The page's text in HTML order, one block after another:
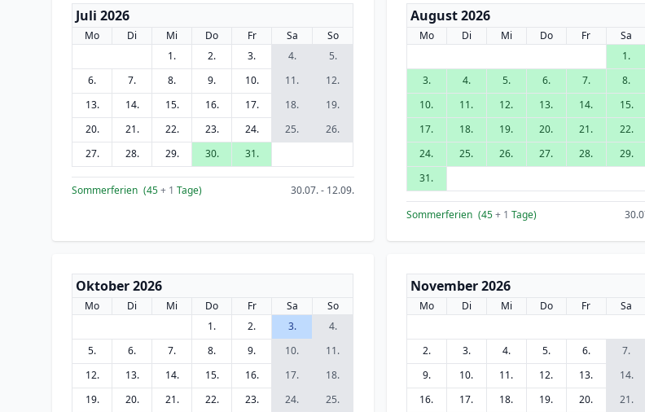
Juli 2026
Mo Di Mi Do Fr Sa
So
1.
2. 3. 4.
5.
6.
7. 8. 9. 10. 11.
12.
13.
14. 15. 16. 17. 18.
19.
20.
21. 22. 23. 24. 25.
26.
27.
28. 29. 30. 31.
Sommerferien (45+ 1 Tage) 30.07. - 12.09.
August 2026
Mo Di Mi Do Fr Sa
1.
3.
4. 5. 6. 7. 8.
10.
11. 12. 13. 14. 15.
17.
18. 19. 20. 21. 22.
24.
25. 26. 27. 28. 29.
31.
Sommerferien (45+ 1 Tage)
Oktober 2026
Mo Di Mi Do Fr Sa
So
1.
2. 3.
4.
5.
6. 7. 8. 9. 10.
11.
12.
13. 14. 15. 16. 17.
18.
19.
20. 21. 22. 23. 24.
25.
November 2026
Mo Di Mi Do Fr Sa
2.
3. 4. 5. 6. 7.
9.
10. 11. 12. 13. 14.
16.
17. 18. 19. 20. 21.